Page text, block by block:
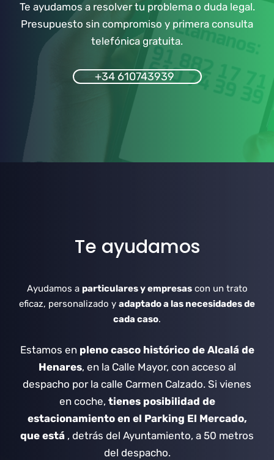
Te ayudamos a resolver tu problema o duda legal.
Presupuesto sin compromiso y primera consulta
telefónica gratuita.
+34 610743939
Te ayudamos
Ayudamos a particulares y empresascon un trato
eficaz, personalizado y adaptado a las necesidades de
cada caso.
Estamos en pleno casco histórico de Alcalá de
Henares, en la Calle Mayor, con acceso al
despacho por la calle Carmen Calzado. Si vienes
en coche, tienes posibilidad de
estacionamiento en el Parking El Mercado,
que está , detrás del Ayuntamiento, a 50 metros
del despacho.